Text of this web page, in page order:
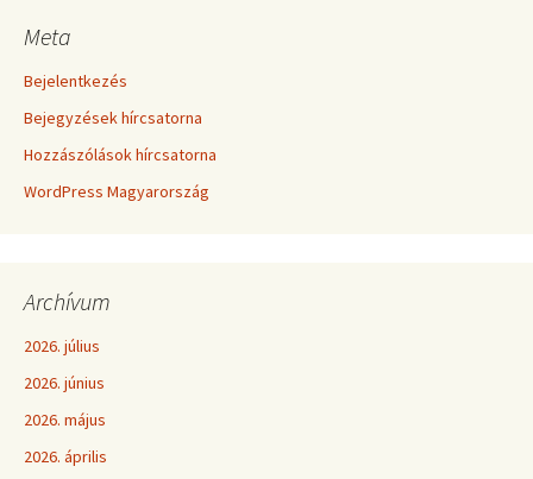
Meta
Bejelentkezés
Bejegyzések hírcsatorna
Hozzászólások hírcsatorna
WordPress Magyarország
Archívum
2026. július
2026. június
2026. május
2026. április